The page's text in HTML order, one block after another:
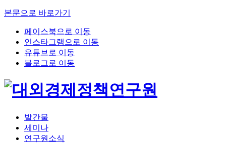
본문으로 바로가기
페이스북으로 이동
인스타그램으로 이동
유튜브로 이동
블로그로 이동
발간물
세미나
연구원소식